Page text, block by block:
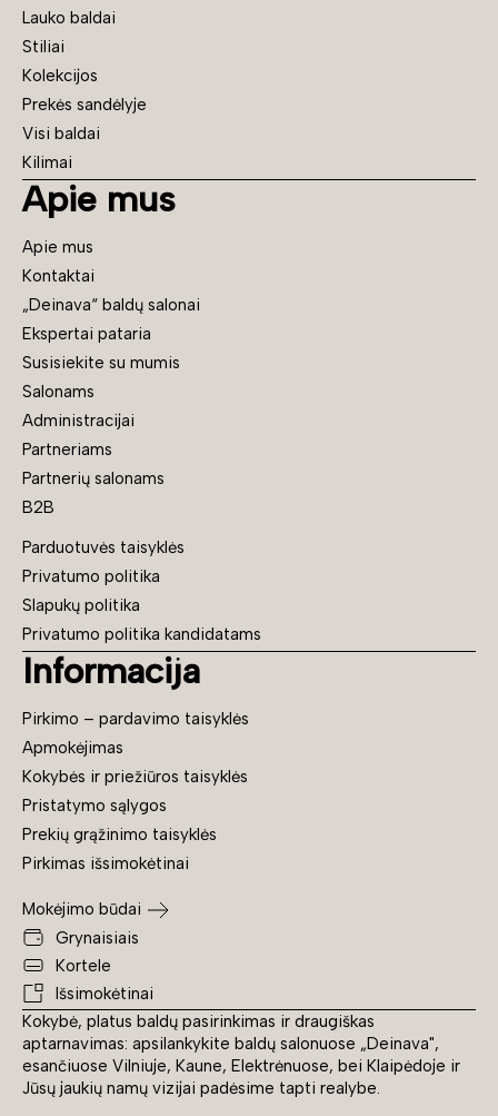
Kokybė, platus baldų pasirinkimas ir draugiškas
aptarnavimas: apsilankykite baldų salonuose „Deinava",
esančiuose Vilniuje, Kaune, Elektrėnuose, bei Klaipėdoje ir
Jūsų jaukių namų vizijai padėsime tapti realybe.
Lauko baldai
Stiliai
Kolekcijos
Prekės sandėlyje
Visi baldai
Kilimai
Apie mus
Apie mus
Kontaktai
„Deinava“ baldų salonai
Ekspertai pataria
Susisiekite su mumis
Salonams
Administracijai
Partneriams
Partnerių salonams
B2B
Parduotuvės taisyklės
Privatumo politika
Slapukų politika
Privatumo politika kandidatams
Informacija
Pirkimo – pardavimo taisyklės
Apmokėjimas
Kokybės ir priežiūros taisyklės
Pristatymo sąlygos
Prekių grąžinimo taisyklės
Pirkimas išsimokėtinai
Mokėjimo būdai
Grynaisiais
Kortele
Išsimokėtinai